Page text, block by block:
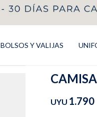
BOLSOS Y VALIJAS
UYU 1.790